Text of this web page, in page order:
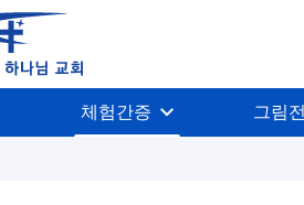
체험간증 그림전